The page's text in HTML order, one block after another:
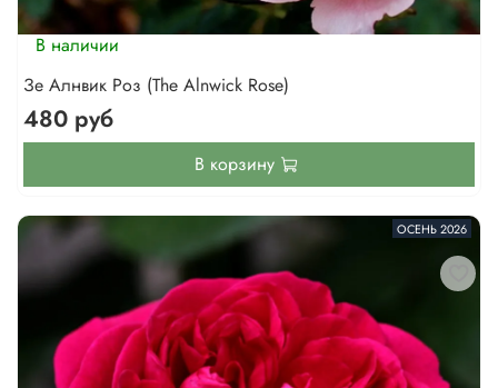
В наличии
Зе Алнвик Роз (The Alnwick Rose)
480 руб
В корзину
ОСЕНЬ 2026